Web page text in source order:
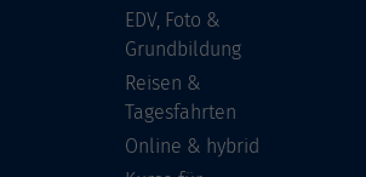
EDV, Foto &
Grundbildung
Reisen &
Tagesfahrten
Online & hybrid